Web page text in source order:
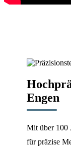
Engen
Mit über 100
für präzise